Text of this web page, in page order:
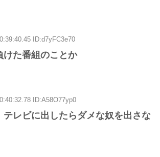
ID:d7yFC3e70
けた番組のことか
ID:A58O77yp0
テレビに出したらダメな奴を出さな